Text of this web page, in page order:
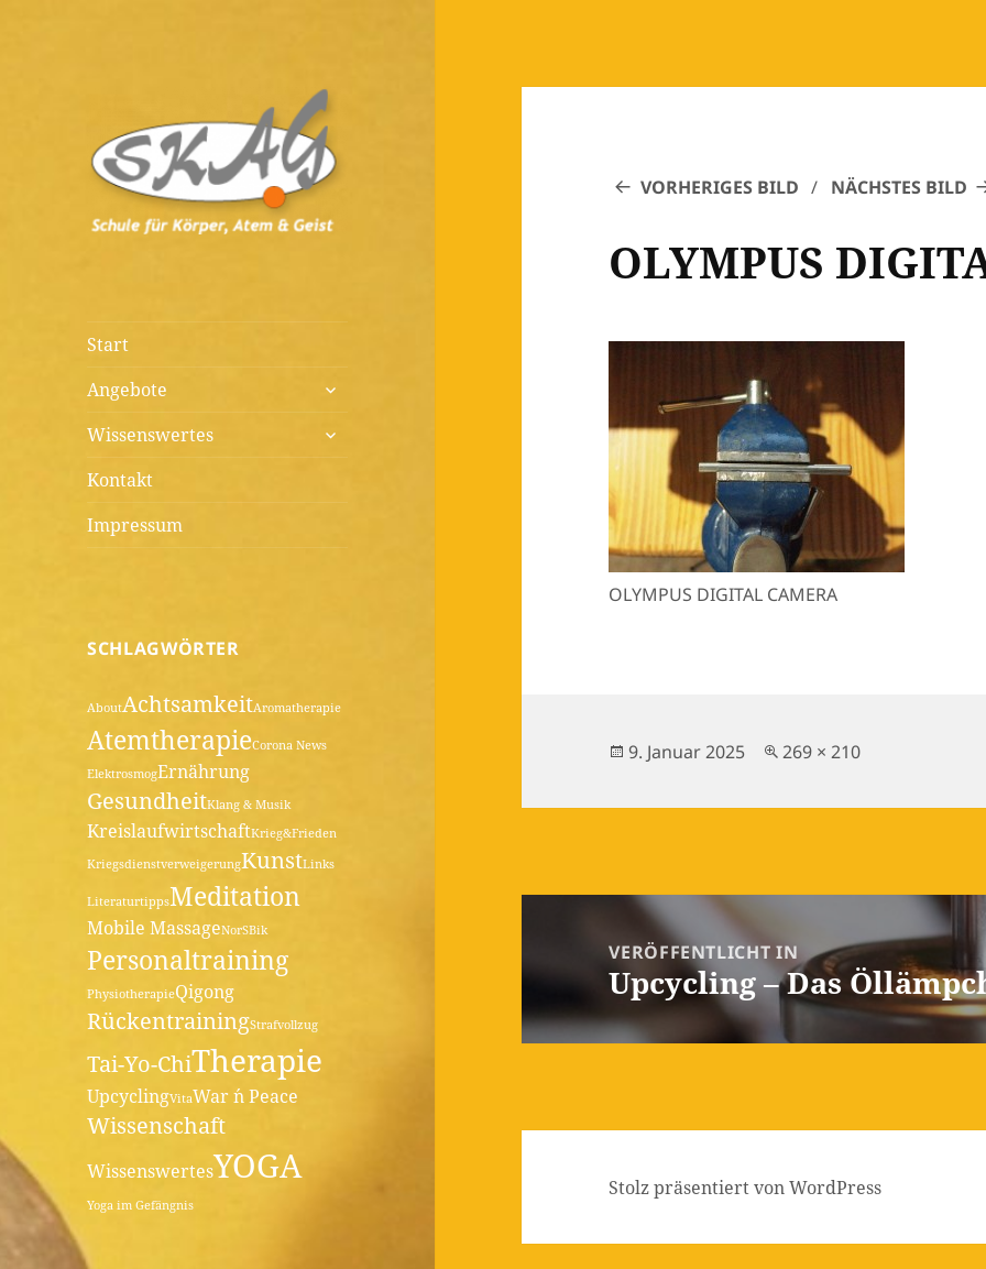
Geist
Start
Angebote
untermenü
Wissenswertes
untermenü
Kontakt
Impressum
SCHLAGWÖRTER
AboutAchtsamkeitAromatherapie
AtemtherapieCorona News
ElektrosmogErnährung
GesundheitKlang & Musik
KreislaufwirtschaftKrieg&Frieden
KriegsdienstverweigerungKunstLinks
LiteraturtippsMeditation
Mobile MassageNorSBik
Personaltraining
PhysiotherapieQigong
RückentrainingStrafvollzug
Tai-Yo-ChiTherapie
UpcyclingVitaWar ´n Peace
Wissenschaft
WissenswertesYOGA
Yoga im Gefängnis
VORHERIGES BILD NÄCHSTES BILD
OLYMPUS
OLYMPUS DIGITAL CAMERA
Veröffentlicht
9. Januar 2025 Originalgröße
269 × 210
Beitragsnavigation
VERÖFFENTLICHT IN
Upcycling – Das
Stolz präsentiert von WordPress